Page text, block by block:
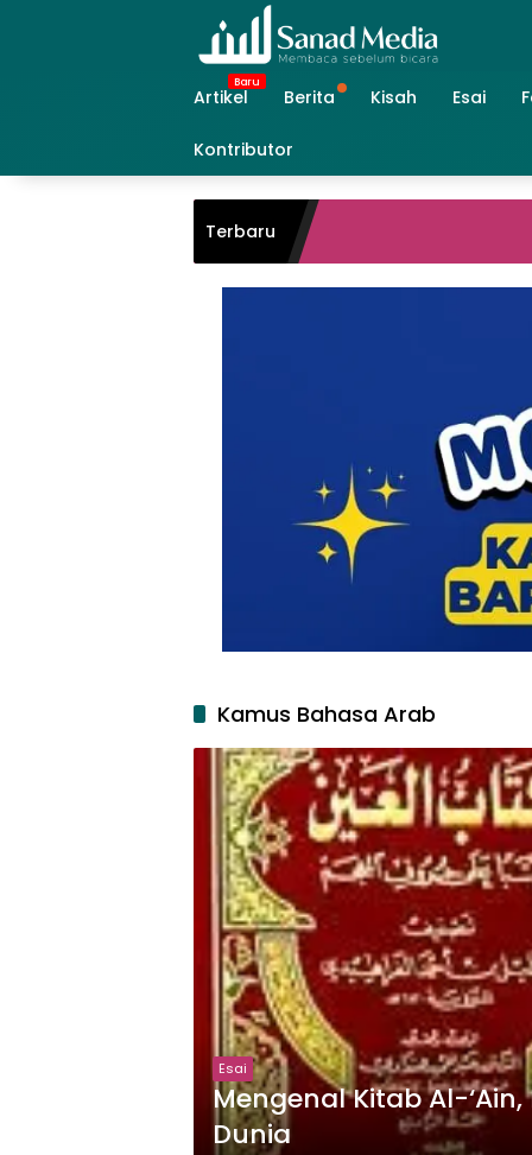
Artikel
Berita Kisah Esai
Kontributor
Terbaru
Kamus Bahasa Arab
Esai
Mengenal Kitab Al-
Dunia